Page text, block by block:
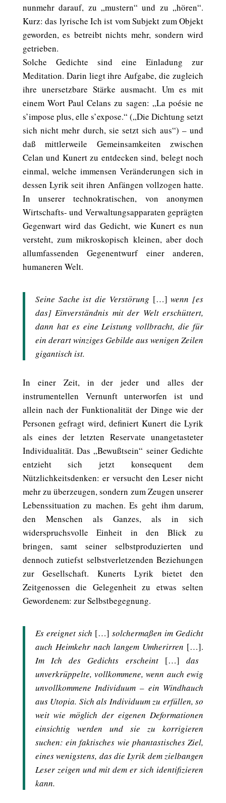
nunmehr darauf, zu „mustern“ und zu „hören“.
Kurz: das lyrische Ich ist vom Subjekt zum Objekt
geworden, es betreibt nichts mehr, sondern wird
getrieben.
Solche Gedichte sind eine Einladung zur
Meditation. Darin liegt ihre Aufgabe, die zugleich
ihre unersetzbare Stärke ausmacht. Um es mit
einem Wort Paul Celans zu sagen: „La poésie ne
s’impose plus, elle s’expose.“ („Die Dichtung setzt
sich nicht mehr durch, sie setzt sich aus“) – und
daß mittlerweile Gemeinsamkeiten zwischen
Celan und Kunert zu entdecken sind, belegt noch
einmal, welche immensen Veränderungen sich in
dessen Lyrik seit ihren Anfängen vollzogen hatte.
In unserer technokratischen, von anonymen
Wirtschafts- und Verwaltungsapparaten geprägten
Gegenwart wird das Gedicht, wie Kunert es nun
versteht, zum mikroskopisch kleinen, aber doch
allumfassenden Gegenentwurf einer anderen,
humaneren Welt.
Seine Sache ist die Verstörung […] wenn [es
das] Einverständnis mit der Welt erschüttert,
dann hat es eine Leistung vollbracht, die für
ein derart winziges Gebilde aus wenigen Zeilen
gigantisch ist.
In einer Zeit, in der jeder und alles der
instrumentellen Vernunft unterworfen ist und
allein nach der Funktionalität der Dinge wie der
Personen gefragt wird, definiert Kunert die Lyrik
als eines der letzten Reservate unangetasteter
Individualität. Das „Bewußtsein“ seiner Gedichte
entzieht sich jetzt konsequent dem
Nützlichkeitsdenken: er versucht den Leser nicht
mehr zu überzeugen, sondern zum Zeugen unserer
Lebenssituation zu machen. Es geht ihm darum,
den Menschen als Ganzes, als in sich
widerspruchsvolle Einheit in den Blick zu
bringen, samt seiner selbstproduzierten und
dennoch zutiefst selbstverletzenden Beziehungen
zur Gesellschaft. Kunerts Lyrik bietet den
Zeitgenossen die Gelegenheit zu etwas selten
Gewordenem: zur Selbstbegegnung.
Es ereignet sich […] solchermaßen im Gedicht
auch Heimkehr nach langem Umherirren […].
Im Ich des Gedichts erscheint[…] das
unverkrüppelte, vollkommene, wenn auch ewig
unvollkommene Individuum – ein Windhauch
aus Utopia. Sich als Individuum zu erfüllen, so
weit wie möglich der eigenen Deformationen
einsichtig werden und sie zu korrigieren
suchen: ein faktisches wie phantastisches Ziel,
eines wenigstens, das die Lyrik dem zielbangen
Leser zeigen und mit dem er sich identifizieren
kann.